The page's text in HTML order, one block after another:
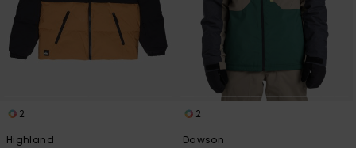
2
Highland
2
Dawson